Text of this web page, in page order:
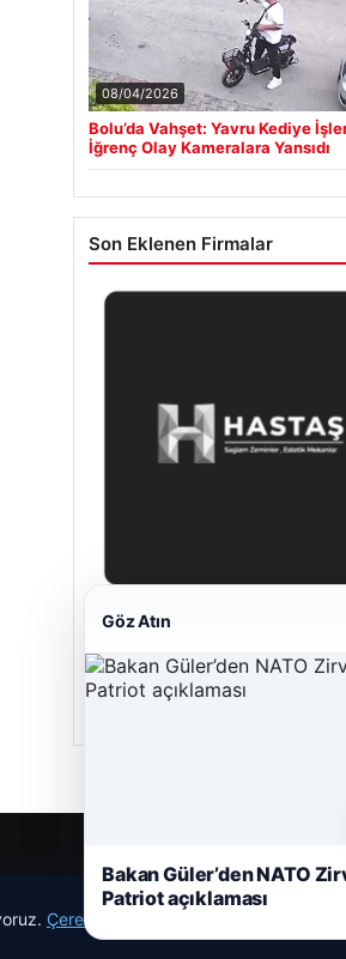
08/04/2026
Bolu’da Vahşet: Yavru Kediye
İğrenç Olay Kameralara Yansıdı
Son Eklenen Firmalar
Hastaş Beton
05/26/2026
Çerez Politikamız
Göz Atın
Bakan Güler’den NATO
Patriot açıklaması